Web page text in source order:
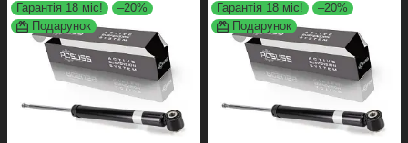
Гарантія 18 міс!
–20%
Подарунок
Гарантія 18 міс!
–20%
Подарунок